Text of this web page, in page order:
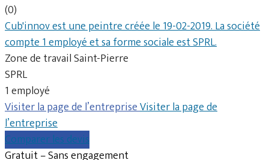
(0)
Cub'innov est une peintre créée le 19-02-2019. La société
compte 1 employé et sa forme sociale est SPRL.
Zone de travail Saint-Pierre
SPRL
1 employé
Visiter la page de l’entrepriseVisiter la page de
l’entreprise
Comparer les devis
Gratuit – Sans engagement